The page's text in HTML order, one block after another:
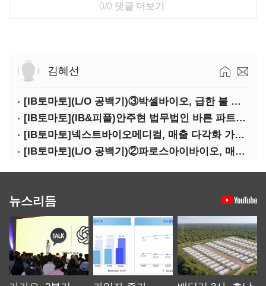
0/0 댓글 더보기
김혜선
[IB토마토](L/O 공백기)③박셀바이오, 급한 불 껐지만…본업 성과 '감감무소식'
[IB토마토](IB&피플)안주현 법무법인 바른 파트너 변호사
[IB토마토]넥스트바이오메디컬, 매출 다각화 가속…IPO 보람 '쑥쑥'
[IB토마토](L/O 공백기)②파로스아이바이오, 매출 0원 '불명예'…목표 안갯속
뉴스리듬